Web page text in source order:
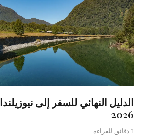
الدليل النهائي للسفر إلى نيوزيلندا
2026
1 دقائق للقراءة